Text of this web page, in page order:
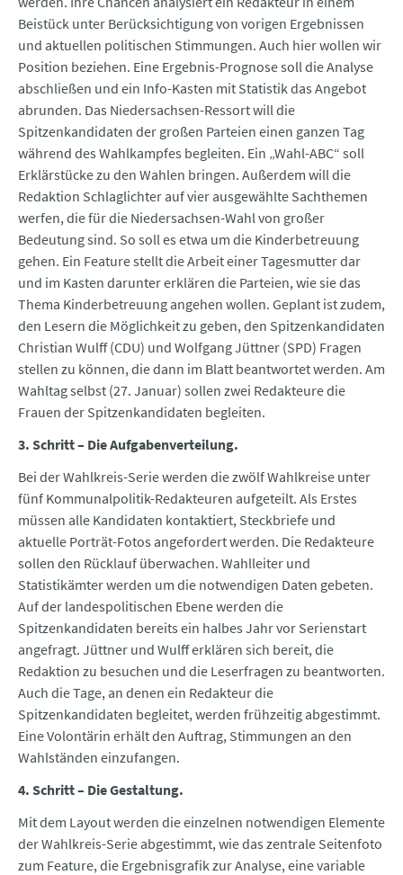
Beistück unter Berücksichtigung von vorigen Ergebnissen
und aktuellen politischen Stimmungen. Auch hier wollen wir
Position beziehen. Eine Ergebnis-Prognose soll die Analyse
abschließen und ein Info-Kasten mit Statistik das Angebot
abrunden. Das Niedersachsen-Ressort will die
Spitzenkandidaten der großen Parteien einen ganzen Tag
während des Wahlkampfes begleiten. Ein „Wahl-ABC“ soll
Erklärstücke zu den Wahlen bringen. Außerdem will die
Redaktion Schlaglichter auf vier ausgewählte Sachthemen
werfen, die für die Niedersachsen-Wahl von großer
Bedeutung sind. So soll es etwa um die Kinderbetreuung
gehen. Ein Feature stellt die Arbeit einer Tagesmutter dar
und im Kasten darunter erklären die Parteien, wie sie das
Thema Kinderbetreuung angehen wollen. Geplant ist zudem,
den Lesern die Möglichkeit zu geben, den Spitzenkandidaten
Christian Wulff (CDU) und Wolfgang Jüttner (SPD) Fragen
stellen zu können, die dann im Blatt beantwortet werden. Am
Wahltag selbst (27. Januar) sollen zwei Redakteure die
Frauen der Spitzenkandidaten begleiten.
3. Schritt – Die Aufgabenverteilung.
Bei der Wahlkreis-Serie werden die zwölf Wahlkreise unter
fünf Kommunalpolitik-Redakteuren aufgeteilt. Als Erstes
müssen alle Kandidaten kontaktiert, Steckbriefe und
aktuelle Porträt-Fotos angefordert werden. Die Redakteure
sollen den Rücklauf überwachen. Wahlleiter und
Statistikämter werden um die notwendigen Daten gebeten.
Auf der landespolitischen Ebene werden die
Spitzenkandidaten bereits ein halbes Jahr vor Serienstart
angefragt. Jüttner und Wulff erklären sich bereit, die
Redaktion zu besuchen und die Leserfragen zu beantworten.
Auch die Tage, an denen ein Redakteur die
Spitzenkandidaten begleitet, werden frühzeitig abgestimmt.
Eine Volontärin erhält den Auftrag, Stimmungen an den
Wahlständen einzufangen.
4. Schritt – Die Gestaltung.
Mit dem Layout werden die einzelnen notwendigen Elemente
der Wahlkreis-Serie abgestimmt, wie das zentrale Seitenfoto
zum Feature, die Ergebnisgrafik zur Analyse, eine variable